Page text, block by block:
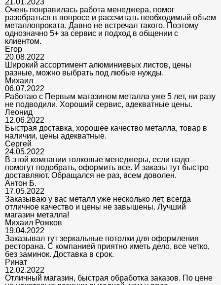
21.01.2023
Очень понравилась работа менеджера, помог
разобраться в вопросе и рассчитать необходимый объем
металлопроката. Давно не встречал такого. Поэтому
однозначно 5+ за сервис и подход в общении с
клиентом.
Егор
20.08.2022
Широкий ассортимент алюминиевых листов, цены
разные, можно выбрать под любые нужды.
Михаил
06.07.2022
Работаю с Первым магазином металла уже 5 лет, ни разу
не подводили. Хороший сервис, адекватные цены.
Леонид
12.06.2022
Быстрая доставка, хорошее качество металла, товар в
наличии, цены адекватные.
Сергей
24.05.2022
В этой компании толковые менеджеры, если надо –
помогут подобрать, оформить все. И заказы тут быстро
доставляют. Обращался не раз, всем доволен.
Антон Б.
17.05.2022
Заказываю у вас металл уже несколько лет, всегда
отличное качество и цены не завышены. Лучший
магазин металла!
Михаил Рожков
19.04.2022
Заказывал тут зеркальные потолки для оформления
ресторана. С компанией приятно иметь дело, все четко,
без заминок. Доставка в срок.
Ринат
12.02.2022
Отличный магазин, быстрая обработка заказов. По цене